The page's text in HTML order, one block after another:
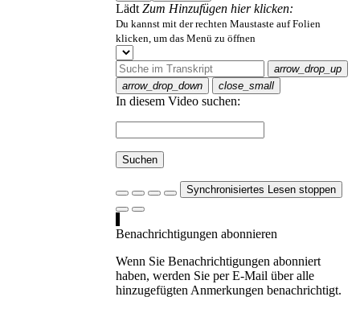
Lädt Zum Hinzufügen hier klicken:
Du kannst mit der rechten Maustaste auf Folien
klicken, um das Menü zu öffnen
arrow_drop_up
arrow_drop_down
close_small
In diesem Video suchen:
Suchen
Synchronisiertes Lesen stoppen
Benachrichtigungen abonnieren
Wenn Sie Benachrichtigungen abonniert
haben, werden Sie per E-Mail über alle
hinzugefügten Anmerkungen benachrichtigt.